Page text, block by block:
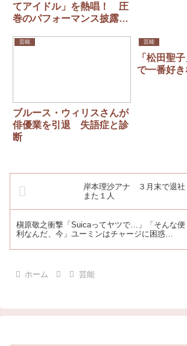
てアイドル」を熱唱！ 圧
巻のパフォーマンス披露
『クラフトボス』CMで初
芸能
ブルース・ウィリスさんが
俳優業を引退 失語症と診
断
芸能
「松田聖
で一番好き
岸本理沙アナ ３月末で退
また１人
槇原敬之衝撃「Suicaってヤツで…」「そんな便
利なんだ、今」ユーミンはチャージに困惑…
ホーム 芸能